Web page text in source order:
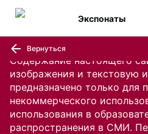
Содержание настоящего
изображения и текстовую
предназначено только для
некоммерческого
использования в
распространения в СМИ.
Экспонаты
Вернуться